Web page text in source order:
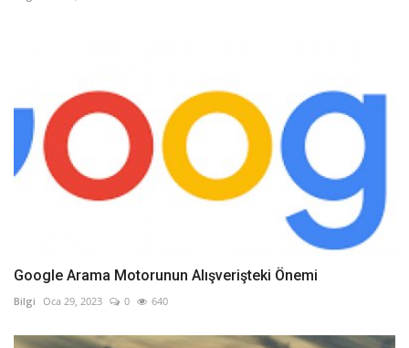
Google Arama Motorunun Alışverişteki Önemi
Bilgi Oca 29, 2023 0 640